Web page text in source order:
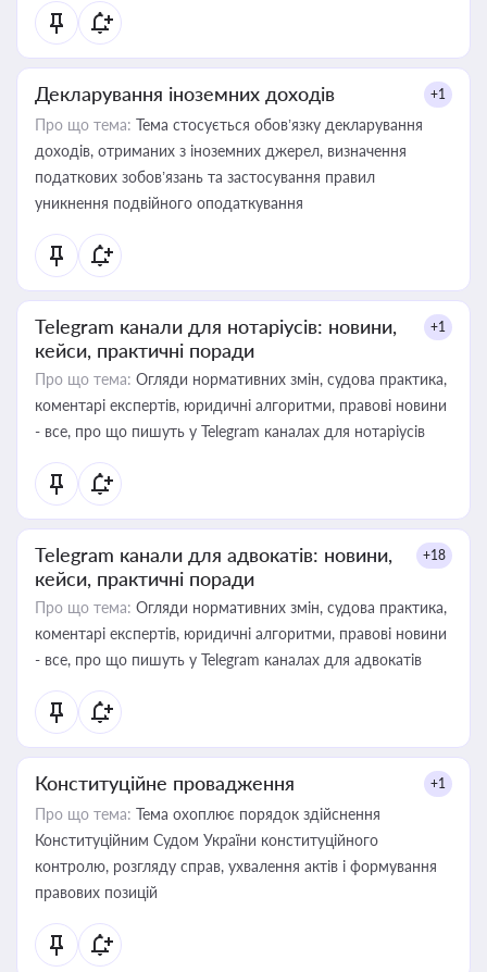
Декларування іноземних доходів +1
Про що тема: Тема стосується обов’язку декларування
доходів, отриманих з іноземних джерел, визначення
податкових зобов’язань та застосування правил
уникнення подвійного оподаткування
Telegram канали для нотаріусів: новини,
кейси, практичні поради
+1
Про що тема: Огляди нормативних змін, судова практика,
коментарі експертів, юридичні алгоритми, правові новини
- все, про що пишуть у Telegram каналах для нотаріусів
Telegram канали для адвокатів: новини,
кейси, практичні поради
+18
Про що тема: Огляди нормативних змін, судова практика,
коментарі експертів, юридичні алгоритми, правові новини
- все, про що пишуть у Telegram каналах для адвокатів
Конституційне провадження +1
Про що тема: Тема охоплює порядок здійснення
Конституційним Судом України конституційного
контролю, розгляду справ, ухвалення актів і формування
правових позицій